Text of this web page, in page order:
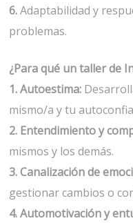
6.Adaptabilidad y
problemas.
¿Para qué un taller de
1. Autoestima:
mismo/a y tu
2. Entendimiento y
mismos y los demás.
3. Canalización de
gestionar cambios o
4. Automotivación y